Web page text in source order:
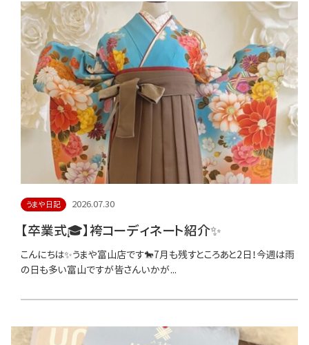
うまや日記 2026.07.30
【卒業式🎓】袴コーディネート紹介✨
こんにちは✨うまや富山店です🐎7月も残すところあと2日！今週は雨
の日も多い富山ですが皆さんいかが...